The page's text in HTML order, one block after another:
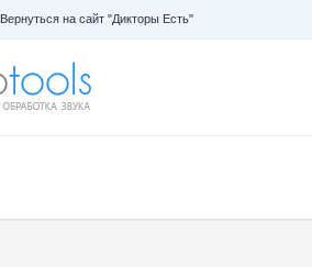
Вернуться на сайт "Дикторы Есть"